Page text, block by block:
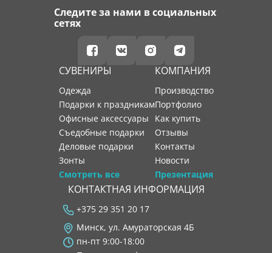
Следите за нами в социальных
сетях
СУВЕНИРЫ
Одежда
Подарки к праздникам
Офисные аксессуары
Съедобные подарки
Деловые подарки
Зонты
Смотреть все
КОМПАНИЯ
производство
портфолио
как купить
отзывы
контакты
новости
Презентация
КОНТАКТНАЯ ИНФОРМАЦИЯ
+375 29 351 20 17
Минск, ул. Амураторская 4Б
пн-пт 9:00-18:00